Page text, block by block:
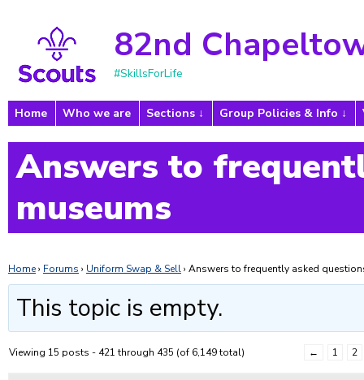
82nd
#SkillsForLife
Home Who we are Sections Group Policies & Info
Answers to
museums
Home› Forums › Uniform Swap & Sell› Answers to frequently asked
This topic is empty.
Viewing 15 posts - 421 through 435 (of 6,149 total) ← 1 2